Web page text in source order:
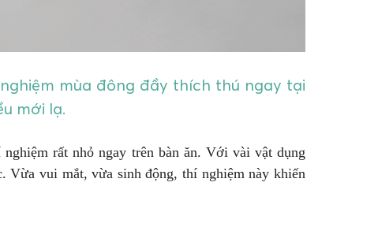
mùa đông đầy thích thú ngay tại
mới lạ.
rất nhỏ ngay trên bàn ăn. Với vài vật dụng
Vừa vui mắt, vừa sinh động, thí nghiệm này khiến